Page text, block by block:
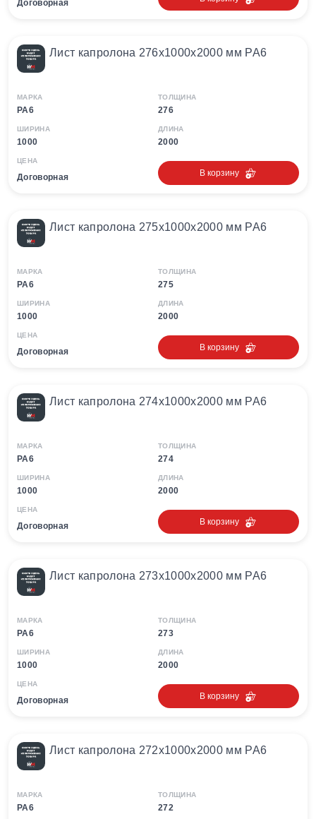
Договорная
Лист капролона 276х1000х2000 мм PA6
МАРКА
PA6
ТОЛЩИНА
276
ШИРИНА
1000
ДЛИНА
2000
ЦЕНА
Договорная В корзину
Лист капролона 275х1000х2000 мм PA6
МАРКА
PA6
ТОЛЩИНА
275
ШИРИНА
1000
ДЛИНА
2000
ЦЕНА
Договорная В корзину
Лист капролона 274х1000х2000 мм PA6
МАРКА
PA6
ТОЛЩИНА
274
ШИРИНА
1000
ДЛИНА
2000
ЦЕНА
Договорная В корзину
Лист капролона 273х1000х2000 мм PA6
МАРКА
PA6
ТОЛЩИНА
273
ШИРИНА
1000
ДЛИНА
2000
ЦЕНА
Договорная В корзину
Лист капролона 272х1000х2000 мм PA6
МАРКА
PA6
ТОЛЩИНА
272